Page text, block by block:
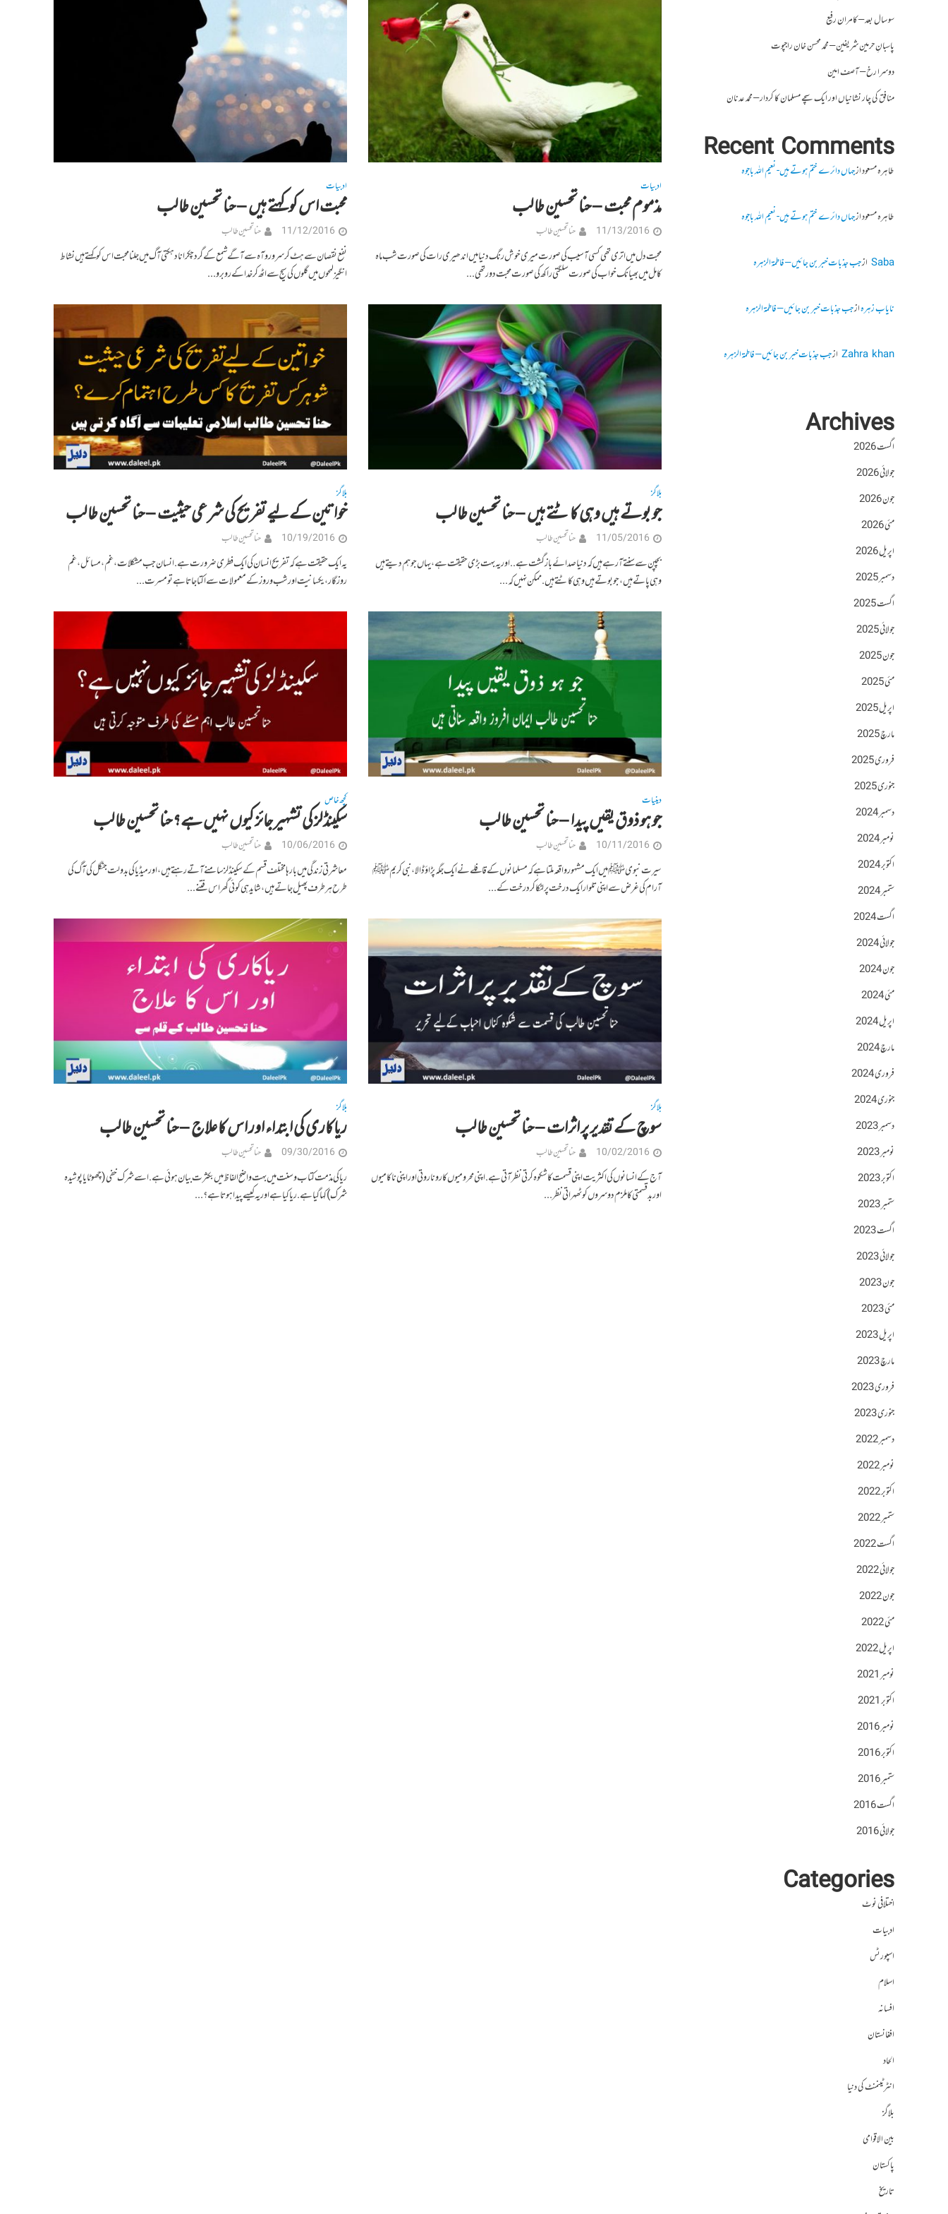
ادبیات
مذموم محبت – حنا تحسین طالب
11/13/2016 حنا تحسین طالب
محبت دل میں اتری تھی کسی آسیب کی صورت میری خوش رنگ دنیا میں اندھیری رات کی صورت شب ماہ
کامل میں بھیانک خواب کی صورت سلگتی راکھ کی صورت محبت دور تھی...
ادبیات
محبت اس کو کہتے ہیں – حنا تحسین طالب
11/12/2016 حنا تحسین طالب
نفع نقصان سے ہٹ کر سرور و آہ سے آگے شمع کے گرد چکرانا دہکتی آگ میں جلنا محبت اس کو کہتے ہیں نشاط
انگیز لمحوں میں گلوں کی سیج سے اٹھ کر خدا کے روبرو...
بلاگز
جو بوتے ہیں وہی کاٹتے ہیں – حنا تحسین طالب
11/05/2016 حنا تحسین طالب
بچپن سے سنتے آر ہے ہیں کہ دنیا صدائے بازگشت ہے.. اور یہ بہت بڑی حقیقت ہے، یہاں جو ہم دیتے ہیں
وہی پاتے ہیں، جو بوتے ہیں وہی کاٹتے ہیں. ممکن نہیں کہ...
بلاگز
خواتین کےلیے تفریح کی شرعی حیثیت – حنا تحسین طالب
10/19/2016 حنا تحسین طالب
یہ ایک حقیقت ہے کہ تفریح انسان کی ایک فطری ضرورت ہے. انسان جب مشکلات، غم، مسائل، غم
روزگار، یکسانیت اور شب و روز کے معمولات سے اکتا جاتا ہے تو مسرت...
دینیات
جو ہو ذوق یقیں پیدا – حنا تحسین طالب
10/11/2016 حنا تحسین طالب
سیرت نبوی ﷺ میں ایک مشہور واقعہ ملتا ہے کہ مسلمانوں کے قافلے نے ایک جگہ پڑاؤ ڈالا، نبی کریمﷺ
آرام کی غرض سے اپنی تلوار ایک درخت پر لٹکا کر درخت کے...
کچھ خاص
سکینڈلز کی تشہیر جائز کیوں نہیں ہے؟ حنا تحسین طالب
10/06/2016 حنا تحسین طالب
معاشرتی زندگی میں بارہا مختلف قسم کے سکینڈلز سامنے آتے رہتے ہیں، اور میڈیا کی بدولت جنگل کی آگ کی
طرح ہر طرف پھیل جاتے ہیں، شاید ہی کوئی گھر اس فتنے...
بلاگز
سوچ کے تقدیر پر اثرات – حنا تحسین طالب
10/02/2016 حنا تحسین طالب
آج کے انسانوں کی اکثریت اپنی قسمت کا شکوہ کرتی نظر آتی ہے. اپنی محرومیوں کا رونا روتی اور اپنی ناکامیوں
اور بد قسمتی کا ملزم دوسروں کو ٹھہراتی نظر...
بلاگز
ریاکاری کی ابتداء اور اس کا علاج – حنا تحسین طالب
09/30/2016 حنا تحسین طالب
ریا کی مذمت کتاب و سنت میں بہت واضح الفاظ میں بکثرت بیان ہوئی ہے. اسے شرک خفی (چھوٹا یا پوشیدہ
شرک) کہا گیا ہے. ریا کیا ہے اور یہ کیسے پیدا ہوتا ہے؟...
سو سال بعد – کامران رفیع
پاسبانِ حرمین شریفین – محمد محسن خان راجپوت
دوسرا رخ – آصف امین
منافق کی چار نشانیاں اور ایک سچے مسلمان کا کردار – محمد عدنان
Recent Comments
طاہرہ مسعودازجہاں دائرے ختم ہوتے ہیں- نعیم اللہ باجوہ
طاہرہ مسعودازجہاں دائرے ختم ہوتے ہیں- نعیم اللہ باجوہ
Sabaازجب جذبات خبر بن جائیں – فاطمۃالزہرہ
نایاب زہرہازجب جذبات خبر بن جائیں – فاطمۃالزہرہ
Zahra khanازجب جذبات خبر بن جائیں – فاطمۃالزہرہ
Archives
اگست 2026
جولائی 2026
جون 2026
مئی 2026
اپریل 2026
دسمبر 2025
اگست 2025
جولائی 2025
جون 2025
مئی 2025
اپریل 2025
مارچ 2025
فروری 2025
جنوری 2025
دسمبر 2024
نومبر 2024
اکتوبر 2024
ستمبر 2024
اگست 2024
جولائی 2024
جون 2024
مئی 2024
اپریل 2024
مارچ 2024
فروری 2024
جنوری 2024
دسمبر 2023
نومبر 2023
اکتوبر 2023
ستمبر 2023
اگست 2023
جولائی 2023
جون 2023
مئی 2023
اپریل 2023
مارچ 2023
فروری 2023
جنوری 2023
دسمبر 2022
نومبر 2022
اکتوبر 2022
ستمبر 2022
اگست 2022
جولائی 2022
جون 2022
مئی 2022
اپریل 2022
نومبر 2021
اکتوبر 2021
نومبر 2016
اکتوبر 2016
ستمبر 2016
اگست 2016
جولائی 2016
Categories
اختلافی نوٹ
ادبیات
اسپورٹس
اسلام
افسانہ
افغانستان
الحاد
انٹرٹینمنٹ کی دنیا
بلاگز
بین الاقوامی
پاکستان
تاریخ